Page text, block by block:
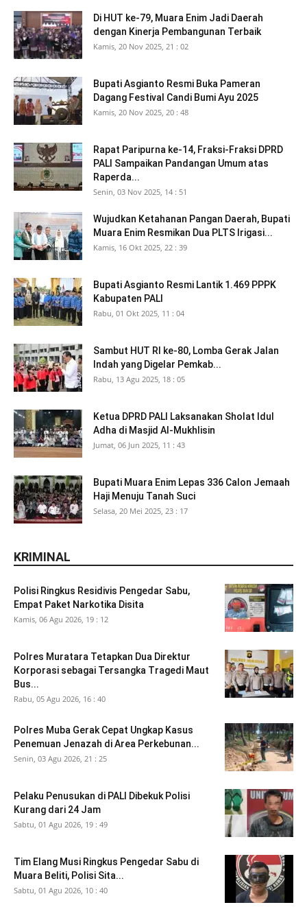
Di HUT ke-79, Muara Enim Jadi Daerah
dengan Kinerja Pembangunan Terbaik
Kamis, 20 Nov 2025, 21 : 02
Bupati Asgianto Resmi Buka Pameran
Dagang Festival Candi Bumi Ayu 2025
Kamis, 20 Nov 2025, 20 : 48
Rapat Paripurna ke-14, Fraksi-Fraksi DPRD
PALI Sampaikan Pandangan Umum atas
Raperda...
Senin, 03 Nov 2025, 14 : 51
Wujudkan Ketahanan Pangan Daerah, Bupati
Muara Enim Resmikan Dua PLTS Irigasi...
Kamis, 16 Okt 2025, 22 : 39
Bupati Asgianto Resmi Lantik 1.469 PPPK
Kabupaten PALI
Rabu, 01 Okt 2025, 11 : 04
Sambut HUT RI ke-80, Lomba Gerak Jalan
Indah yang Digelar Pemkab...
Rabu, 13 Agu 2025, 18 : 05
Ketua DPRD PALI Laksanakan Sholat Idul
Adha di Masjid Al-Mukhlisin
Jumat, 06 Jun 2025, 11 : 43
Bupati Muara Enim Lepas 336 Calon Jemaah
Haji Menuju Tanah Suci
Selasa, 20 Mei 2025, 23 : 17
KRIMINAL
Polisi Ringkus Residivis Pengedar Sabu,
Empat Paket Narkotika Disita
Kamis, 06 Agu 2026, 19 : 12
Polres Muratara Tetapkan Dua Direktur
Korporasi sebagai Tersangka Tragedi Maut
Bus...
Rabu, 05 Agu 2026, 16 : 40
Polres Muba Gerak Cepat Ungkap Kasus
Penemuan Jenazah di Area Perkebunan...
Senin, 03 Agu 2026, 21 : 25
Pelaku Penusukan di PALI Dibekuk Polisi
Kurang dari 24 Jam
Sabtu, 01 Agu 2026, 19 : 49
Tim Elang Musi Ringkus Pengedar Sabu di
Muara Beliti, Polisi Sita...
Sabtu, 01 Agu 2026, 10 : 40